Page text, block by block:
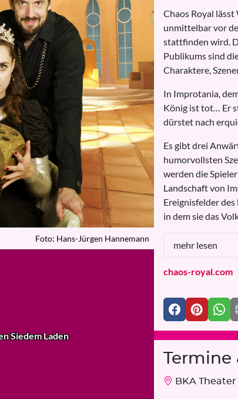
Foto: Hans-Jürgen Hannemann
Siedem Laden
Chaos Royal
unmittelbar vor
stattfinden wird.
Publikums sind
Charaktere,
In Improtania,
König ist tot… Er
dürstet nach
Es gibt drei
humorvollsten
werden die
Landschaft von
Ereignisfelder
in dem sie das
mehr lesen
chaos-royal.com
BKA Theater